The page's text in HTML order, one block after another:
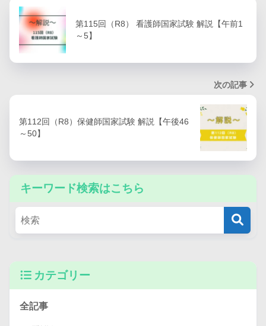
一覧
第115回（R8） 看護師国家試験 解説【午前1
～5】
次の記事
第112回（R8）保健師国家試験 解説【午後46
～50】
キーワード検索はこちら
カテゴリー
全記事